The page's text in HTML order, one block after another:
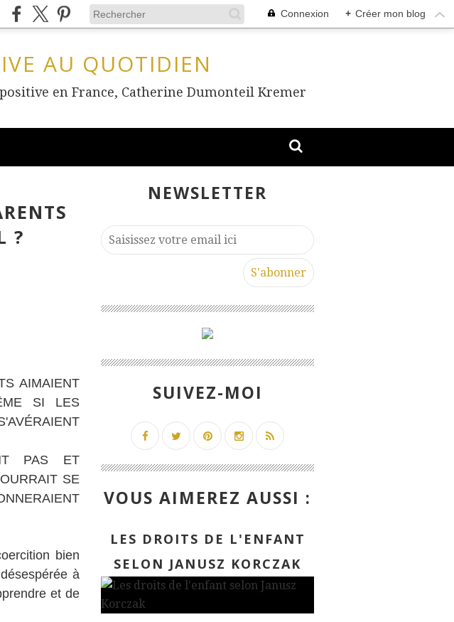
Connexion + Créer mon blog
AU QUOTIDIEN
en France, Catherine Dumonteil Kremer
?
AIMAIENT
SI LES
PAS ET
SE
bien
à
et de
NEWSLETTER
SUIVEZ-MOI
VOUS AIMEREZ AUSSI :
LES DROITS DE L'ENFANT
SELON JANUSZ KORCZAK